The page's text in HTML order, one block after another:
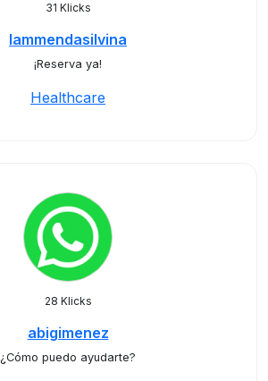
31 Klicks
lammendasilvina
¡Reserva ya!
Healthcare
28 Klicks
abigimenez
¿Cómo puedo ayudarte?